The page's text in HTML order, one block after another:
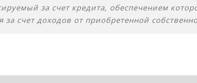
за счет кредита, обеспечением
за счет доходов от приобретенной